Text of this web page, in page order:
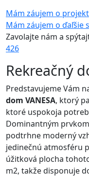
Mám záujem o projekt
Mám záujem o ďaľšie
Zavolajte nám a
426
Rekreačný
Predstavujeme Vám
dom VANESA, ktorý
ktoré uspokoja
Dominantným
podtrhne moderný
jedinečnú atmosféru
úžitková plocha
m2, takže disponuje